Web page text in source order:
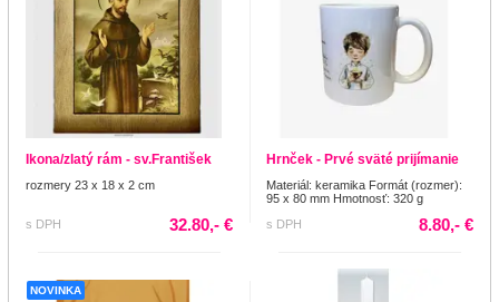
Ikona/zlatý rám - sv.František
rozmery 23 x 18 x 2 cm
s DPH 32.80,- €
Hrnček - Prvé sväté prijímanie
Materiál: keramika Formát (rozmer):
95 x 80 mm Hmotnosť: 320 g
s DPH
8.80,- €
NOVINKA